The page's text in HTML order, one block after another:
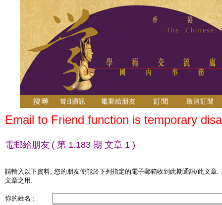
Email to Friend function is temporary
電郵給朋友 ( 第 1.183 期 文章 1 )
請輸入以下資料, 您的朋友便能於下列指定的電子郵箱收到此期通訊/此文章
文章之用.
你的姓名 :